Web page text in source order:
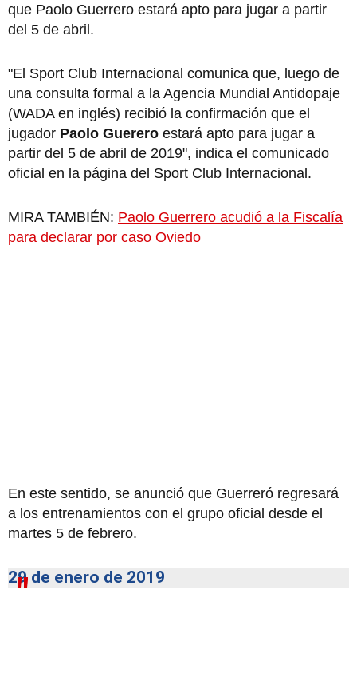
que Paolo Guerrero estará apto para jugar a partir
del 5 de abril.
"El Sport Club Internacional comunica que, luego de
una consulta formal a la Agencia Mundial Antidopaje
(WADA en inglés) recibió la confirmación que el
jugador Paolo Guerero estará apto para jugar a
partir del 5 de abril de 2019", indica el comunicado
oficial en la página del Sport Club Internacional.
MIRA TAMBIÉN: Paolo Guerrero acudió a la Fiscalía
para declarar por caso Oviedo
En este sentido, se anunció que Guerreró regresará
a los entrenamientos con el grupo oficial desde el
martes 5 de febrero.
29 de enero de 2019